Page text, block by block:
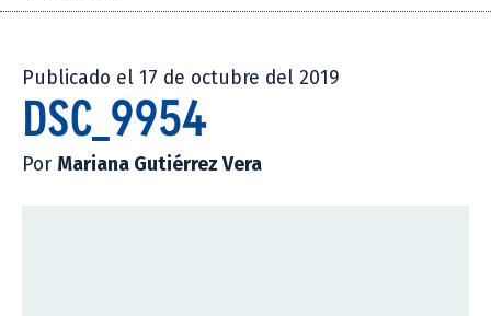
Publicado el 17 de octubre del 2019
DSC_9954
Por Mariana Gutiérrez Vera